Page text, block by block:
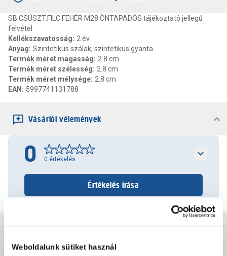
Weboldalunk sütiket használ
SB CSÚSZT.FILC FEHÉR M28 ÖNTAPADÓS tájékoztató jellegű
felvétel
Kellékszavatosság: 2 év
Anyag: Szintetikus szálak, szintetikus gyanta
Termék méret magasság: 2.8 cm
Termék méret szélesség: 2.8 cm
Termék méret mélysége: 2.8 cm
EAN : 5997741131788
Vásárlói vélemények
0 0 értékelés
Értékelés írása